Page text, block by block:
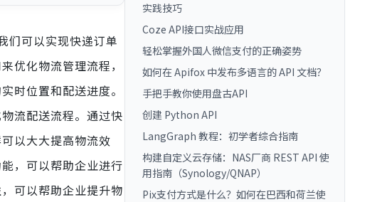
们可以实现快递订单
优化物流管理流程，
时位置和配送进度。
流配送流程。通过快
以大大提高物流效
，可以帮助企业进行
可以帮助企业提升物
实践技巧
Coze API接口实战应用
轻松掌握外国人微信支付的正确姿势
如何在 Apifox 中发布多语言的 API 文档？
手把手教你使用盘古API
创建 Python API
LangGraph 教程：初学者综合指南
构建自定义云存储：NAS厂商 REST API 使
用指南（Synology/QNAP）
Pix支付方式是什么？如何在巴西和荷兰使